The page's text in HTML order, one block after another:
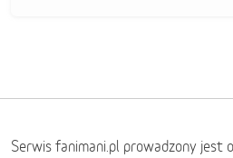
Serwis fanimani.pl prowadzony jest